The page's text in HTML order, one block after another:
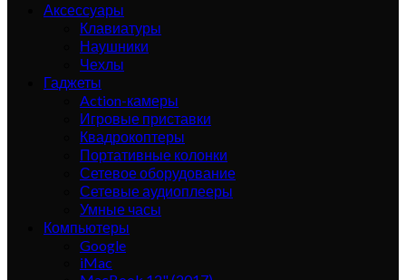
Аксессуары
Клавиатуры
Наушники
Чехлы
Гаджеты
Action-камеры
Игровые приставки
Квадрокоптеры
Портативные колонки
Сетевое оборудование
Сетевые аудиоплееры
Умные часы
Компьютеры
Google
iMac